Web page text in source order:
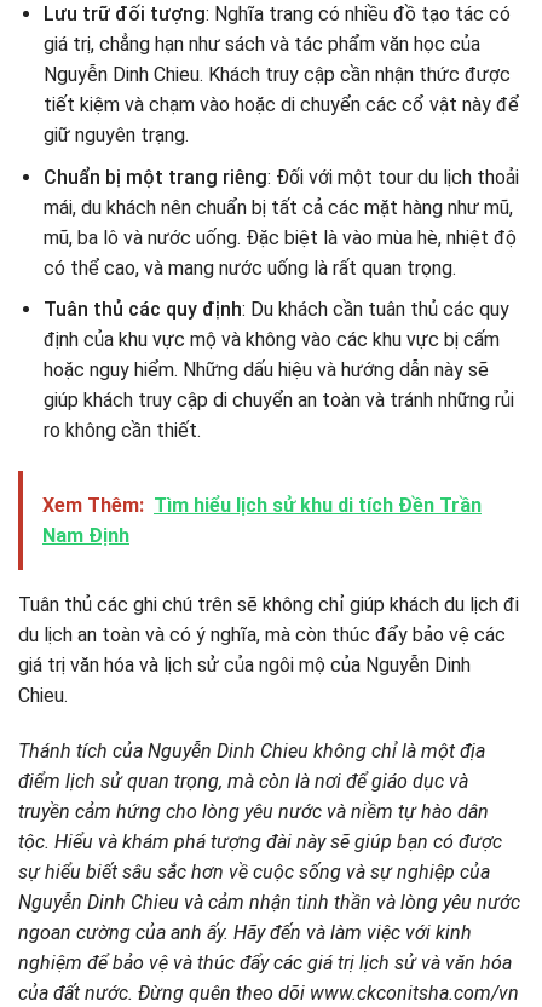
Lưu trữ đối tượng: Nghĩa trang có nhiều đồ tạo tác có
giá trị, chẳng hạn như sách và tác phẩm văn học của
Nguyễn Dinh Chieu. Khách truy cập cần nhận thức được
tiết kiệm và chạm vào hoặc di chuyển các cổ vật này để
giữ nguyên trạng.
Chuẩn bị một trang riêng: Đối với một tour du lịch thoải
mái, du khách nên chuẩn bị tất cả các mặt hàng như mũ,
mũ, ba lô và nước uống. Đặc biệt là vào mùa hè, nhiệt độ
có thể cao, và mang nước uống là rất quan trọng.
Tuân thủ các quy định: Du khách cần tuân thủ các quy
định của khu vực mộ và không vào các khu vực bị cấm
hoặc nguy hiểm. Những dấu hiệu và hướng dẫn này sẽ
giúp khách truy cập di chuyển an toàn và tránh những rủi
ro không cần thiết.
Xem Thêm: Tìm hiểu lịch sử khu di tích Đền Trần
Nam Định
Tuân thủ các ghi chú trên sẽ không chỉ giúp khách du lịch đi
du lịch an toàn và có ý nghĩa, mà còn thúc đẩy bảo vệ các
giá trị văn hóa và lịch sử của ngôi mộ của Nguyễn Dinh
Chieu.
Thánh tích của Nguyễn Dinh Chieu không chỉ là một địa
điểm lịch sử quan trọng, mà còn là nơi để giáo dục và
truyền cảm hứng cho lòng yêu nước và niềm tự hào dân
tộc. Hiểu và khám phá tượng đài này sẽ giúp bạn có được
sự hiểu biết sâu sắc hơn về cuộc sống và sự nghiệp của
Nguyễn Dinh Chieu và cảm nhận tinh thần và lòng yêu nước
ngoan cường của anh ấy. Hãy đến và làm việc với kinh
nghiệm để bảo vệ và thúc đẩy các giá trị lịch sử và văn hóa
của đất nước. Đừng quên theo dõi www.ckconitsha.com/vn